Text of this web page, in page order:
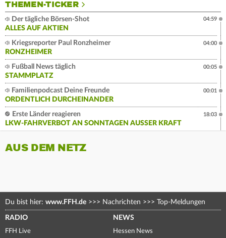
THEMEN-TICKER
Der tägliche Börsen-Shot
ALLES AUF AKTIEN
04:59
Kriegsreporter Paul Ronzheimer
RONZHEIMER
04:00
Fußball News täglich
STAMMPLATZ
00:05
Familienpodcast Deine Freunde
ORDENTLICH DURCHEINANDER
00:01
Erste Länder reagieren
LKW-FAHRVERBOT AN SONNTAGEN AUSSER KRAFT
18:03
AUS DEM NETZ
Du bist hier: www.FFH.de >>> Nachrichten >>> Top-Meldungen
RADIO
FFH Live
NEWS
Hessen News